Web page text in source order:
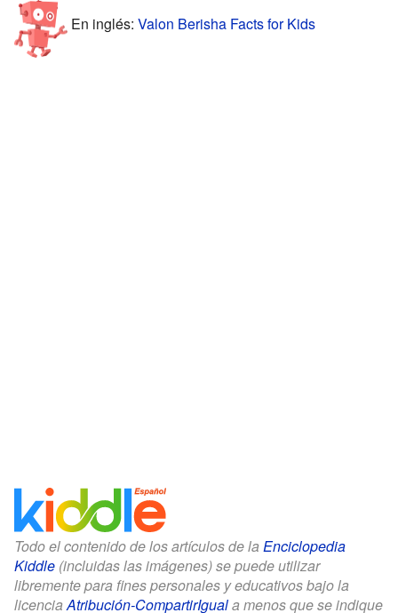
En inglés: Valon Berisha Facts for Kids
Todo el contenido de los artículos de la Enciclopedia
Kiddle (incluidas las imágenes) se puede utilizar
libremente para fines personales y educativos bajo la
licenciaAtribución-CompartirIguala menos que se indique